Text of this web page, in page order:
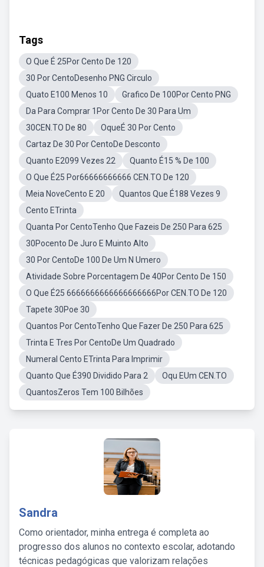
Tags
O Que É 25Por Cento De 120
30 Por CentoDesenho PNG Circulo
Quato E100 Menos 10
Grafico De 100Por Cento PNG
Da Para Comprar 1Por Cento De 30 Para Um
30CEN.TO De 80
OqueÉ 30 Por Cento
Cartaz De 30 Por CentoDe Desconto
Quanto E2099 Vezes 22
Quanto É15 % De 100
O Que É25 Por66666666666 CEN.TO De 120
Meia NoveCento E 20
Quantos Que É188 Vezes 9
Cento ETrinta
Quanta Por CentoTenho Que Fazeis De 250 Para 625
30Pocento De Juro E Muinto Alto
30 Por CentoDe 100 De Um N Umero
Atividade Sobre Porcentagem De 40Por Cento De 150
O Que É25 6666666666666666666Por CEN.TO De 120
Tapete 30Poe 30
Quantos Por CentoTenho Que Fazer De 250 Para 625
Trinta E Tres Por CentoDe Um Quadrado
Numeral Cento ETrinta Para Imprimir
Quanto Que É390 Dividido Para 2
Oqu EUm CEN.TO
QuantosZeros Tem 100 Bilhões
Sandra
Como orientador, minha entrega é completa ao
progresso dos alunos no contexto escolar, adotando
técnicas pedagógicas que valorizam relações